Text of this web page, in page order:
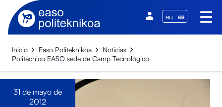
eu es
Inicio Easo Politeknikoa
Noticias
Politécnico EASO sede de Camp Tecnológico
31 de mayo de
2012